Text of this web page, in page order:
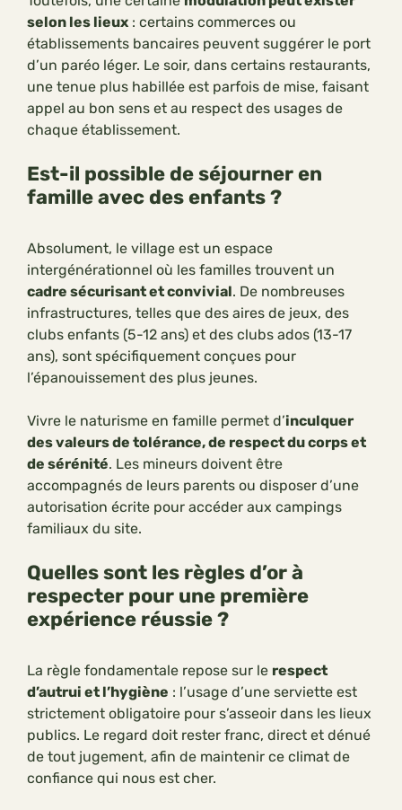
selon les lieux : certains commerces ou
établissements bancaires peuvent suggérer le port
d’un paréo léger. Le soir, dans certains restaurants,
une tenue plus habillée est parfois de mise, faisant
appel au bon sens et au respect des usages de
chaque établissement.
Est-il possible de séjourner en
famille avec des enfants ?
Absolument, le village est un espace
intergénérationnel où les familles trouvent un
cadre sécurisant et convivial. De nombreuses
infrastructures, telles que des aires de jeux, des
clubs enfants (5-12 ans) et des clubs ados (13-17
ans), sont spécifiquement conçues pour
l’épanouissement des plus jeunes.
Vivre le naturisme en famille permet d’inculquer
des valeurs de tolérance, de respect du corps et
de sérénité. Les mineurs doivent être
accompagnés de leurs parents ou disposer d’une
autorisation écrite pour accéder aux campings
familiaux du site.
Quelles sont les règles d’or à
respecter pour une première
expérience réussie ?
La règle fondamentale repose sur le respect
d’autrui et l’hygiène : l’usage d’une serviette est
strictement obligatoire pour s’asseoir dans les lieux
publics. Le regard doit rester franc, direct et dénué
de tout jugement, afin de maintenir ce climat de
confiance qui nous est cher.